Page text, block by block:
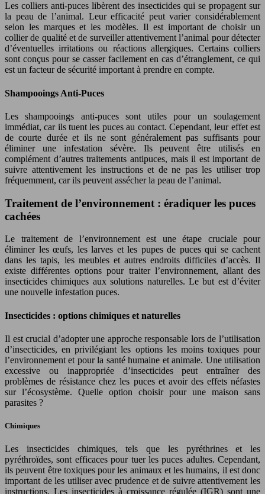
Les colliers anti-puces libèrent des insecticides qui se propagent sur
la peau de l’animal. Leur efficacité peut varier considérablement
selon les marques et les modèles. Il est important de choisir un
collier de qualité et de surveiller attentivement l’animal pour détecter
d’éventuelles irritations ou réactions allergiques. Certains colliers
sont conçus pour se casser facilement en cas d’étranglement, ce qui
est un facteur de sécurité important à prendre en compte.
Shampooings Anti-Puces
Les shampooings anti-puces sont utiles pour un soulagement
immédiat, car ils tuent les puces au contact. Cependant, leur effet est
de courte durée et ils ne sont généralement pas suffisants pour
éliminer une infestation sévère. Ils peuvent être utilisés en
complément d’autres traitements antipuces, mais il est important de
suivre attentivement les instructions et de ne pas les utiliser trop
fréquemment, car ils peuvent assécher la peau de l’animal.
Traitement de l’environnement : éradiquer les puces
cachées
Le traitement de l’environnement est une étape cruciale pour
éliminer les œufs, les larves et les pupes de puces qui se cachent
dans les tapis, les meubles et autres endroits difficiles d’accès. Il
existe différentes options pour traiter l’environnement, allant des
insecticides chimiques aux solutions naturelles. Le but est d’éviter
une nouvelle infestation puces.
Insecticides : options chimiques et naturelles
Il est crucial d’adopter une approche responsable lors de l’utilisation
d’insecticides, en privilégiant les options les moins toxiques pour
l’environnement et pour la santé humaine et animale. Une utilisation
excessive ou inappropriée d’insecticides peut entraîner des
problèmes de résistance chez les puces et avoir des effets néfastes
sur l’écosystème. Quelle option choisir pour une maison sans
parasites ?
Chimiques
Les insecticides chimiques, tels que les pyréthrines et les
pyréthroïdes, sont efficaces pour tuer les puces adultes. Cependant,
ils peuvent être toxiques pour les animaux et les humains, il est donc
important de les utiliser avec prudence et de suivre attentivement les
instructions. Les insecticides à croissance régulée (IGR) sont une